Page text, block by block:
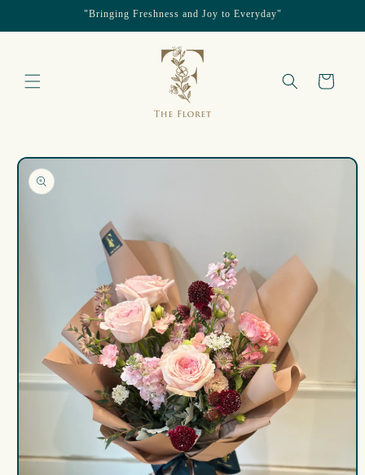
"Bringing Freshness and Joy to Everyday"
物
資訊